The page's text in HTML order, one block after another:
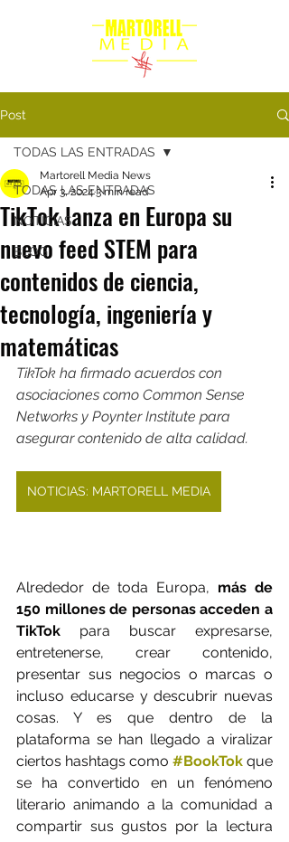
Post
TODAS LAS ENTRADAS
NOTICIAS
BLOG
TODAS LAS ENTRADAS
TikTok lanza en Europa su
nuevo feed STEM para
contenidos de ciencia,
tecnología, ingeniería y
matemáticas
Martorell Media News
Apr 3, 20243 min read
TikTok ha firmado acuerdos con
asociaciones como Common Sense
Networks y Poynter Institute para
asegurar contenido de alta calidad.
NOTICIAS: MARTORELL MEDIA
Alrededor de toda Europa, más de
150 millones de personas acceden a
TikTok para buscar expresarse,
entretenerse, crear contenido,
presentar sus negocios o marcas o
incluso educarse y descubrir nuevas
cosas. Y es que dentro de la
plataforma se han llegado a viralizar
ciertos hashtags como #BookTok que
se ha convertido en un fenómeno
literario animando a la comunidad a
compartir sus gustos por la lectura